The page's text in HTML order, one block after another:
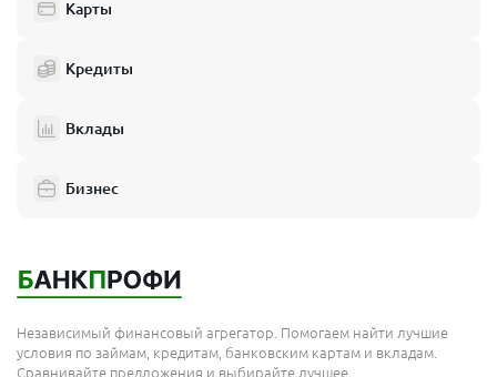
Карты
Кредиты
Вклады
Бизнес
Независимый финансовый агрегатор. Помогаем найти лучшие
условия по займам, кредитам, банковским картам и вкладам.
Сравнивайте предложения и выбирайте лучшее.